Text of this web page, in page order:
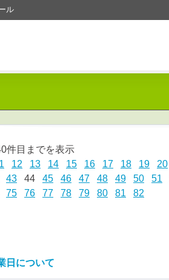
ル
件目までを表示
12 13 14 15 16 17 18 19 20
4344 45 46 47 48 49 50 51
75 76 77 78 79 80 81 82
日について